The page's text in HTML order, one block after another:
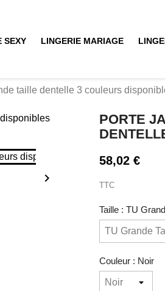
SEXY LINGERIE MARIAGE
taille dentelle 3 couleurs

PORTE
58,02 €
TTC
Taille : TU
Couleur : Noir